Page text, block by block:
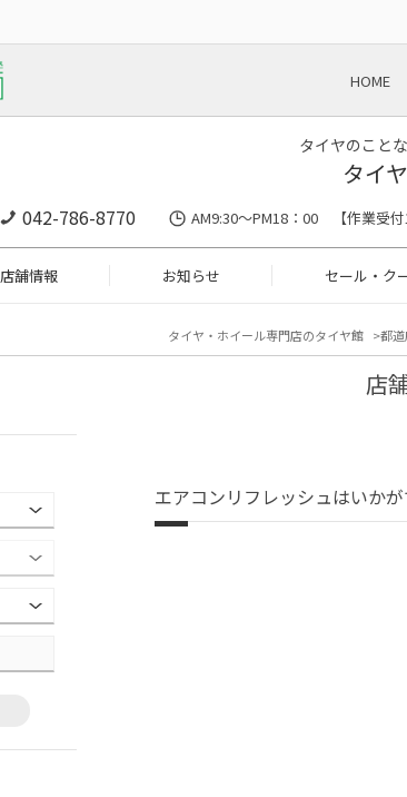
HOME
タイヤのこと
タイ
042-786-8770 AM9:30～PM18：00 【作業受付
店舗情報 お知らせ セール・ク
タイヤ・ホイール専門店のタイヤ館 都
店
エアコンリフレッシュはいかが